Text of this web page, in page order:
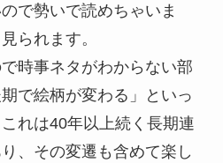
で勢いで読めちゃいま
られます。
時事ネタがわからない部
で絵柄が変わる」といっ
れは40年以上続く長期連
、その変遷も含めて楽し